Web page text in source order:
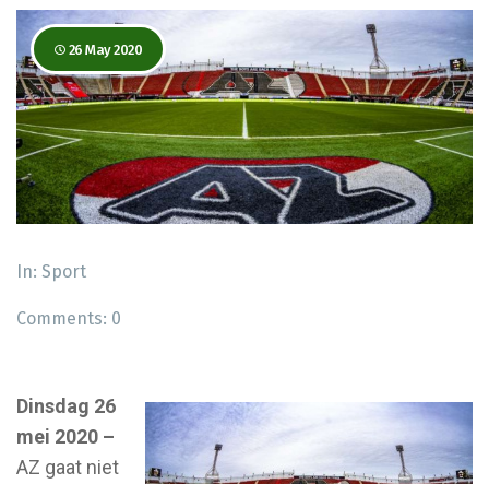
26 May 2020
In: Sport
Comments: 0
Dinsdag 26
mei 2020 –
AZ gaat niet